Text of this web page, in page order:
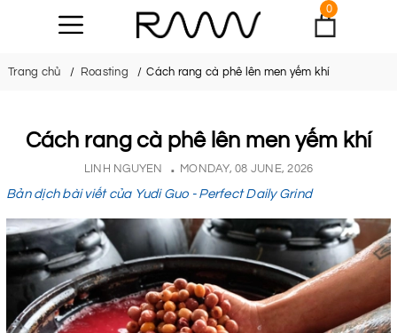
0
Trang chủ Roasting Cách rang cà phê lên men yếm khí
Cách rang cà phê lên men yếm khí
LINH NGUYEN MONDAY, 08 JUNE, 2026
Bản dịch bài viết của Yudi Guo - Perfect Daily Grind